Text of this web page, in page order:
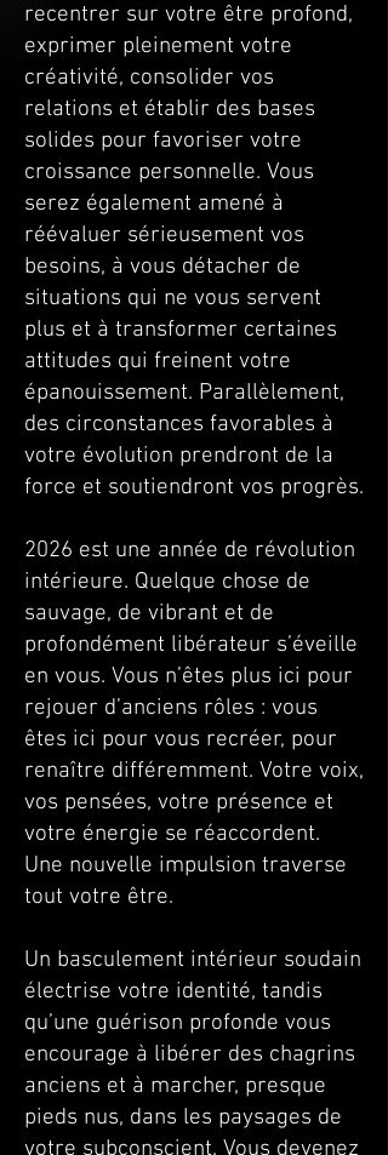
recentrer sur votre être profond,
exprimer pleinement votre
créativité, consolider vos
relations et établir des bases
solides pour favoriser votre
croissance personnelle. Vous
serez également amené à
réévaluer sérieusement vos
besoins, à vous détacher de
situations qui ne vous servent
plus et à transformer certaines
attitudes qui freinent votre
épanouissement. Parallèlement,
des circonstances favorables à
votre évolution prendront de la
force et soutiendront vos progrès.
2026 est une année de révolution
intérieure. Quelque chose de
sauvage, de vibrant et de
profondément libérateur s’éveille
en vous. Vous n’êtes plus ici pour
rejouer d’anciens rôles : vous
êtes ici pour vous recréer, pour
renaître différemment. Votre voix,
vos pensées, votre présence et
votre énergie se réaccordent.
Une nouvelle impulsion traverse
tout votre être.
Un basculement intérieur soudain
électrise votre identité, tandis
qu’une guérison profonde vous
encourage à libérer des chagrins
anciens et à marcher, presque
pieds nus, dans les paysages de